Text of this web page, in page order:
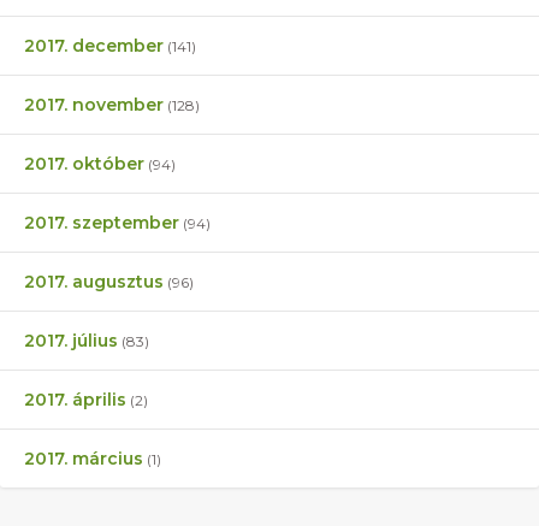
2017. december (141)
2017. november (128)
2017. október (94)
2017. szeptember (94)
2017. augusztus (96)
2017. július (83)
2017. április (2)
2017. március (1)